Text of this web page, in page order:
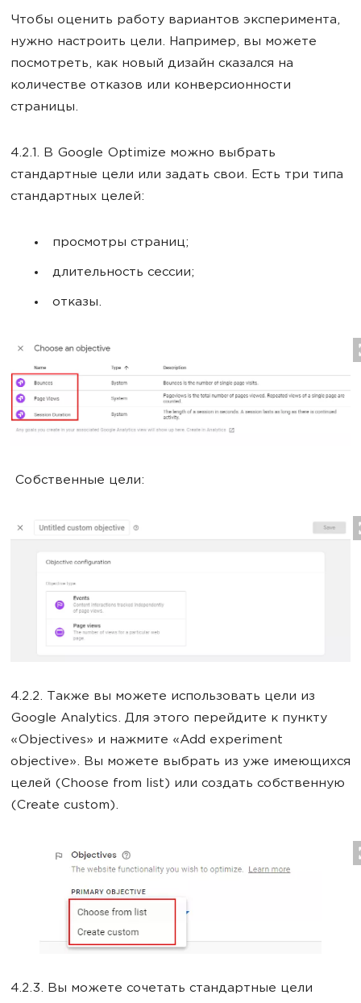
Чтобы оценить работу вариантов эксперимента,
нужно настроить цели. Например, вы можете
посмотреть, как новый дизайн сказался на
количестве отказов или конверсионности
страницы.
4.2.1. В Google Optimize можно выбрать
стандартные цели или задать свои. Есть три типа
стандартных целей:
просмотры страниц;
длительность сессии;
отказы.
Собственные цели:
4.2.2. Также вы можете использовать цели из
Google Analytics. Для этого перейдите к пункту
«Objectives» и нажмите «Add experiment
objective». Вы можете выбрать из уже имеющихся
целей (Choose from list) или создать собственную
(Create custom).
4.2.3. Вы можете сочетать стандартные цели